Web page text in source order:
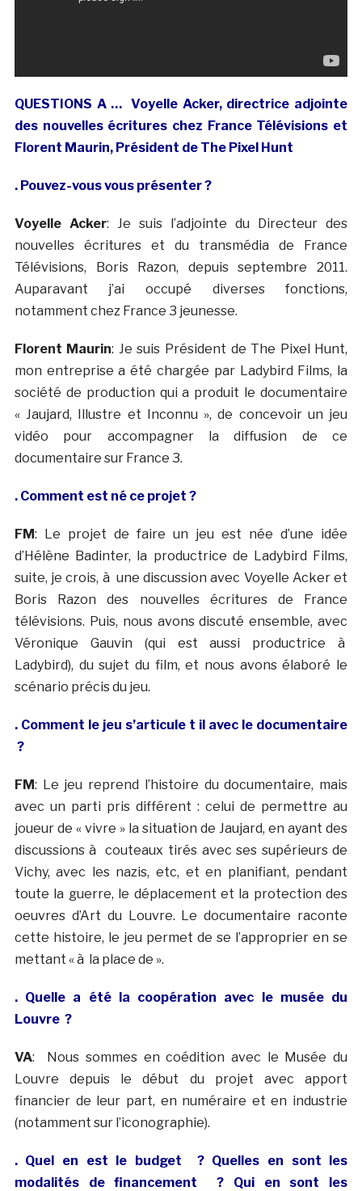
QUESTIONS A … Voyelle Acker, directrice adjointe
des nouvelles écritures chez France Télévisions et
Florent Maurin, Président de The Pixel Hunt
. Pouvez-vous vous présenter ?
Voyelle Acker: Je suis l’adjointe du Directeur des
nouvelles écritures et du transmédia de France
Télévisions, Boris Razon, depuis septembre 2011.
Auparavant j’ai occupé diverses fonctions,
notamment chez France 3 jeunesse.
Florent Maurin: Je suis Président de The Pixel Hunt,
mon entreprise a été chargée par Ladybird Films, la
société de production qui a produit le documentaire
« Jaujard, Illustre et Inconnu », de concevoir un jeu
vidéo pour accompagner la diffusion de ce
documentaire sur France 3.
. Comment est né ce projet ?
FM: Le projet de faire un jeu est née d’une idée
d’Hélène Badinter, la productrice de Ladybird Films,
suite, je crois, à une discussion avec Voyelle Acker et
Boris Razon des nouvelles écritures de France
télévisions. Puis, nous avons discuté ensemble, avec
Véronique Gauvin (qui est aussi productrice à
Ladybird), du sujet du film, et nous avons élaboré le
scénario précis du jeu.
. Comment le jeu s’articule t il avec le documentaire
?
FM: Le jeu reprend l’histoire du documentaire, mais
avec un parti pris différent : celui de permettre au
joueur de « vivre » la situation de Jaujard, en ayant des
discussions à couteaux tirés avec ses supérieurs de
Vichy, avec les nazis, etc, et en planifiant, pendant
toute la guerre, le déplacement et la protection des
oeuvres d’Art du Louvre. Le documentaire raconte
cette histoire, le jeu permet de se l’approprier en se
mettant « à la place de ».
. Quelle a été la coopération avec le musée du
Louvre ?
VA: Nous sommes en coédition avec le Musée du
Louvre depuis le début du projet avec apport
financier de leur part, en numéraire et en industrie
(notamment sur l’iconographie).
. Quel en est le budget ? Quelles en sont les
modalités de financement ? Qui en sont les